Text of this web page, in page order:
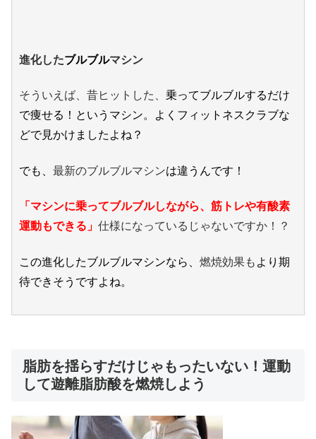
進化したブルブルマシン
そういえば、昔ヒットした、 乗ってブルブルするだけ
で痩せる！というマシン。よくフィットネスクラブな
どで見かけましたよね？
でも、 最新のブルブルマシンは違うんです！
「マシンに乗ってブルブルしながら、筋トレや有酸素
運動もできる」 仕様になっているじゃないですか！？
この進化したブルブルマシンなら、 燃焼効果も より期
待できそうですよね。
脂肪を揺らすだけじゃもったいない！運動
して遊離脂肪酸を燃焼しよう